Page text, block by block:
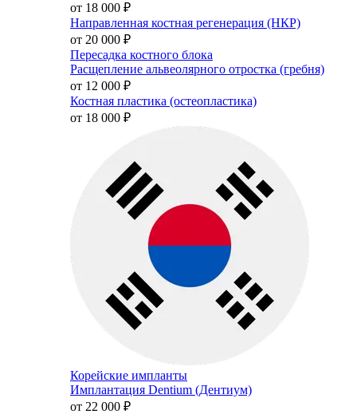
от 18 000 ₽
Направленная костная регенерация (НКР)
от 20 000 ₽
Пересадка костного блока
Расщепление альвеолярного отростка (гребня)
от 12 000 ₽
Костная пластика (остеопластика)
от 18 000 ₽
Корейские импланты
Имплантация Dentium (Дентиум)
от 22 000 ₽